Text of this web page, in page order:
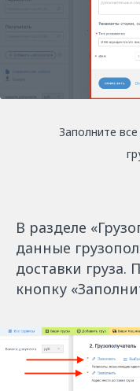
Заполните
В разделе
данные
доставки
кнопку